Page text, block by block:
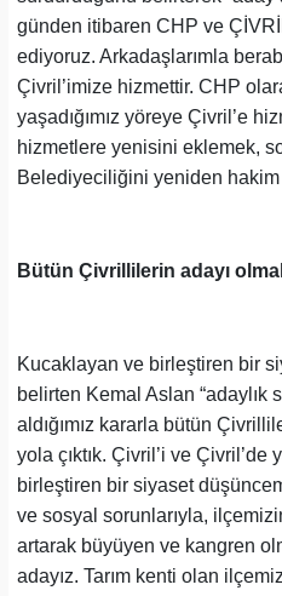
günden itibaren CHP ve
ediyoruz. Arkadaşlarımla
Çivril’imize hizmettir. CHP
yaşadığımız yöreye Çivril’e
hizmetlere yenisini eklemek,
Belediyeciliğini yeniden hakim
Bütün Çivrillilerin adayı
Kucaklayan ve birleştiren bir
belirten Kemal Aslan “adaylık
aldığımız kararla bütün
yola çıktık. Çivril’i ve Çivril’de
birleştiren bir siyaset
ve sosyal sorunlarıyla,
artarak büyüyen ve kangren
adayız. Tarım kenti olan